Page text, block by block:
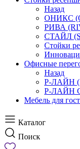
Назад
ОНИКС
РИВА
СТАЙЛ
Стойки
Офисные
Назад
Р-ЛАЙН
Р-ЛАЙН
Мебель для
Каталог
Поиск